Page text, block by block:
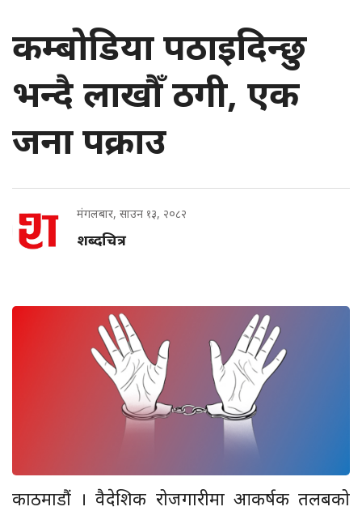
कम्बोडिया पठाइदिन्छु
भन्दै लाखौँ ठगी, एक
जना पक्राउ
मंगलबार, साउन १३, २०८२
शब्दचित्र
काठमाडौं । वैदेशिक रोजगारीमा आकर्षक तलबको